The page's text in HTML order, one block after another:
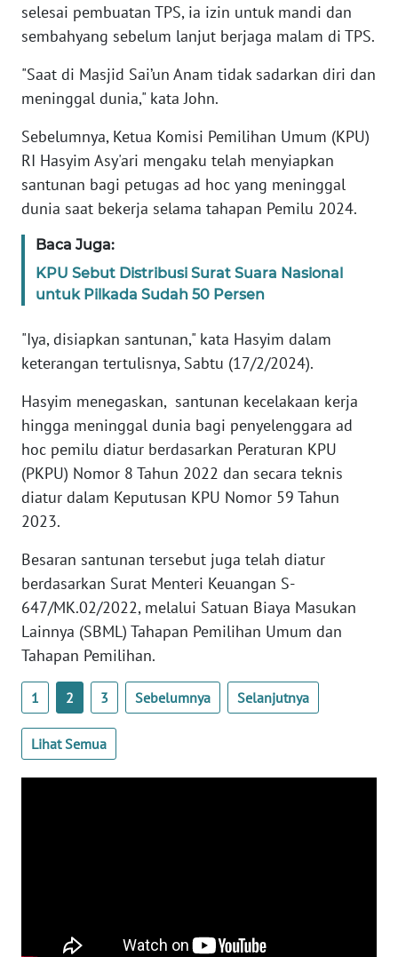
selesai pembuatan TPS, ia izin untuk mandi dan
sembahyang sebelum lanjut berjaga malam di TPS.
"Saat di Masjid Sai’un Anam tidak sadarkan diri dan
meninggal dunia," kata John.
Sebelumnya, Ketua Komisi Pemilihan Umum (KPU)
RI Hasyim Asy'ari mengaku telah menyiapkan
santunan bagi petugas ad hoc yang meninggal
dunia saat bekerja selama tahapan Pemilu 2024.
Baca Juga:
KPU Sebut Distribusi Surat Suara Nasional
untuk Pilkada Sudah 50 Persen
"Iya, disiapkan santunan," kata Hasyim dalam
keterangan tertulisnya, Sabtu (17/2/2024).
Hasyim menegaskan, santunan kecelakaan kerja
hingga meninggal dunia bagi penyelenggara ad
hoc pemilu diatur berdasarkan Peraturan KPU
(PKPU) Nomor 8 Tahun 2022 dan secara teknis
diatur dalam Keputusan KPU Nomor 59 Tahun
2023.
Besaran santunan tersebut juga telah diatur
berdasarkan Surat Menteri Keuangan S-
647/MK.02/2022, melalui Satuan Biaya Masukan
Lainnya (SBML) Tahapan Pemilihan Umum dan
Tahapan Pemilihan.
1 2 3 Sebelumnya Selanjutnya
Lihat Semua
PAPUA
PAPUA
BARAT
WN
RIAU
WN
WN
JAMBI
WN
SULTRA
WN
NTB
WN
SULTENG
SULBAR
WN
BABEL
SUMBAR
WN
SUMSEL
JATENG